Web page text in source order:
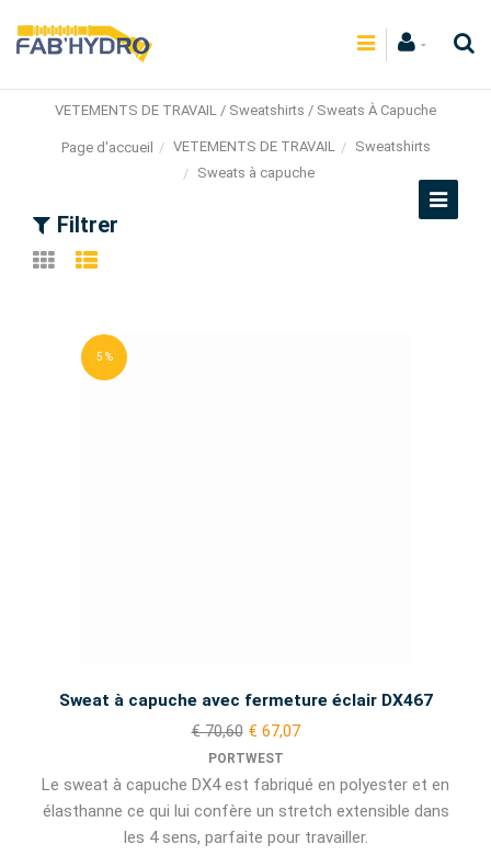
VETEMENTS DE TRAVAIL / Sweatshirts / Sweats À Capuche
Page d'accueil VETEMENTS DE TRAVAIL
Sweatshirts
Sweats à capuche
Filtrer
5 %
Sweat à capuche avec fermeture éclair DX467
€ 70,60 € 67,07
PORTWEST
Le sweat à capuche DX4 est fabriqué en polyester et en
élasthanne ce qui lui confère un stretch extensible dans
les 4 sens, parfaite pour travailler.